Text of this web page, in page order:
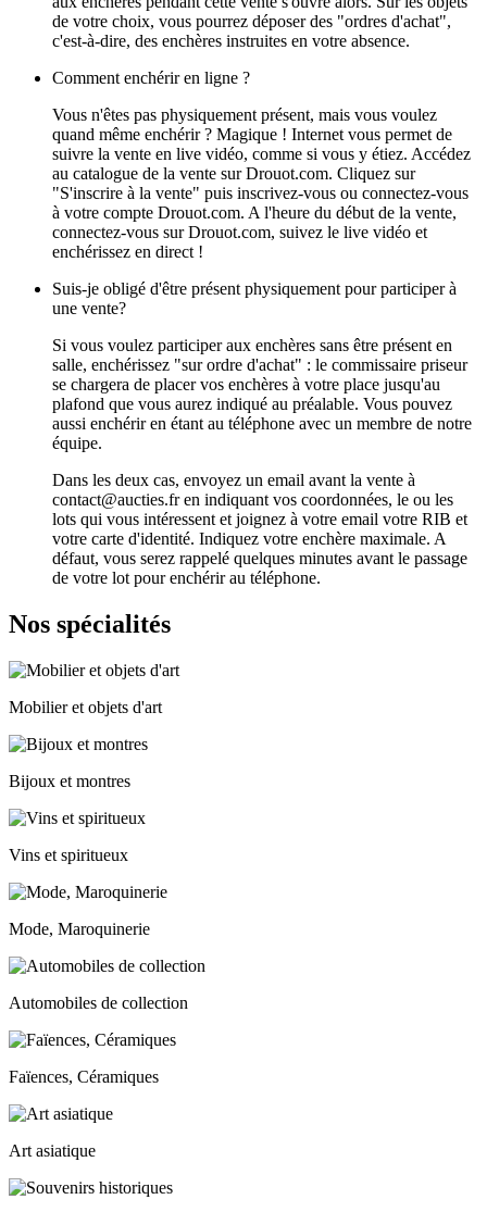
de votre choix, vous pourrez déposer des "ordres d'achat",
c'est-à-dire, des enchères instruites en votre absence.
Comment enchérir en ligne ?
Vous n'êtes pas physiquement présent, mais vous voulez
quand même enchérir ? Magique ! Internet vous permet de
suivre la vente en live vidéo, comme si vous y étiez. Accédez
au catalogue de la vente sur Drouot.com. Cliquez sur
"S'inscrire à la vente" puis inscrivez-vous ou connectez-vous
à votre compte Drouot.com. A l'heure du début de la vente,
connectez-vous sur Drouot.com, suivez le live vidéo et
enchérissez en direct !
Suis-je obligé d'être présent physiquement pour participer à
une vente?
Si vous voulez participer aux enchères sans être présent en
salle, enchérissez "sur ordre d'achat" : le commissaire priseur
se chargera de placer vos enchères à votre place jusqu'au
plafond que vous aurez indiqué au préalable. Vous pouvez
aussi enchérir en étant au téléphone avec un membre de notre
équipe.
Dans les deux cas, envoyez un email avant la vente à
contact@aucties.fr en indiquant vos coordonnées, le ou les
lots qui vous intéressent et joignez à votre email votre RIB et
votre carte d'identité. Indiquez votre enchère maximale. A
défaut, vous serez rappelé quelques minutes avant le passage
de votre lot pour enchérir au téléphone.
Nos spécialités
Mobilier et objets d'art
Bijoux et montres
Vins et spiritueux
Mode, Maroquinerie
Automobiles de collection
Faïences, Céramiques
Art asiatique